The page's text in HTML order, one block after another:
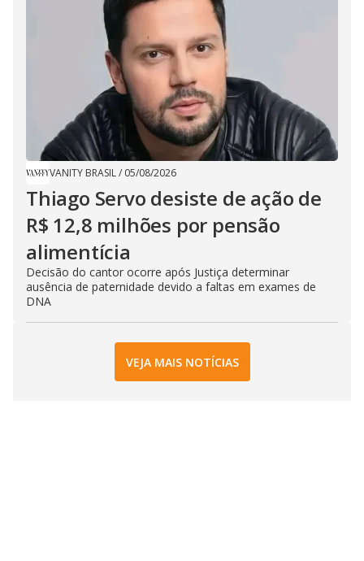
VANITY BRASIL/ 05/08/2026
Thiago Servo desiste de ação de
R$ 12,8 milhões por pensão
alimentícia
Decisão do cantor ocorre após Justiça determinar
ausência de paternidade devido a faltas em exames de
DNA
VEJA MAIS NOTÍCIAS